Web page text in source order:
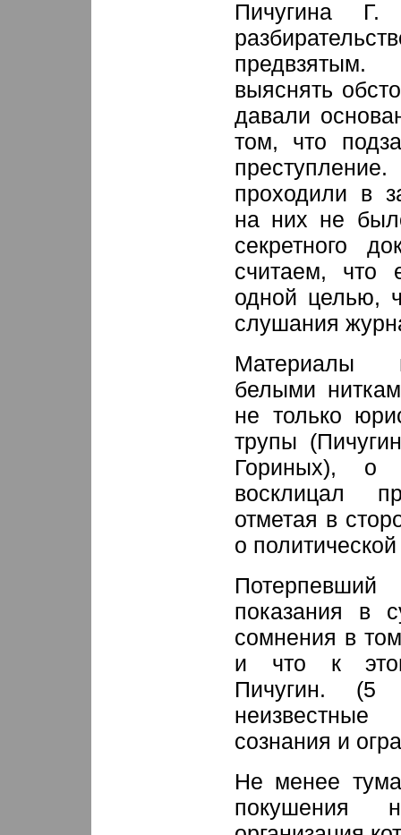
Пичугина Г.
выяснять
давали
том, что
проходили в
на них не
секретного
считаем, что
одной целью,
слушания
Материалы
белыми
не только
трупы
Гориных), о
восклицал
отметая в
о
показания в
сомнения в
и что к
Пичугин. (5
сознания и
Не менее
покушения